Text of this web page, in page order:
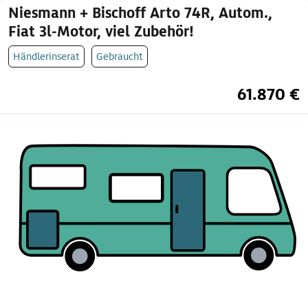
Niesmann + Bischoff Arto 74R, Autom.,
Fiat 3l-Motor, viel Zubehör!
Händlerinserat Gebraucht
61.870 €